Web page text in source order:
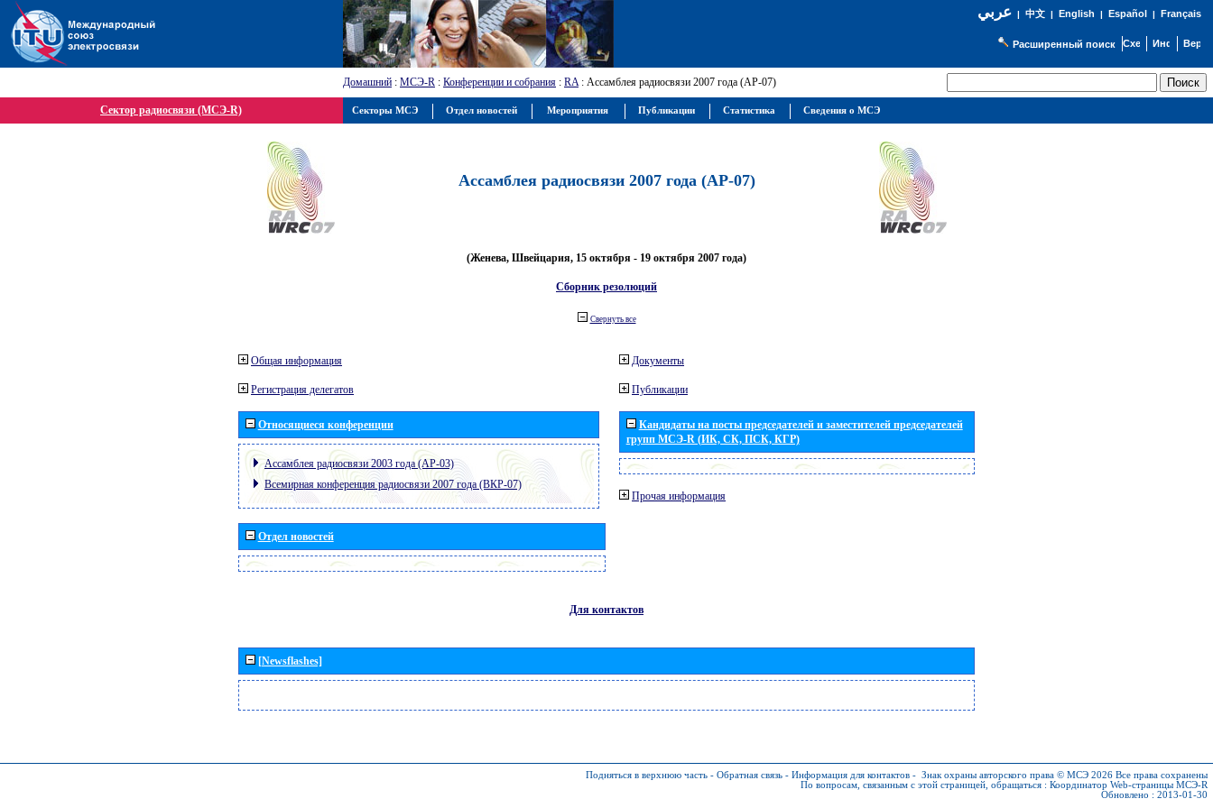
عربي| 中文| English | Español | Français
Расширенный поиск
Домашний : МСЭ-R : Конференции и собрания : RA: Ассамблея радиосвязи 2007 года (АР-07)
Сектор радиосвязи (МСЭ-R)
Ассамблея радиосвязи 2007 года (АР-07)
(Женева, Швейцария, 15 октября - 19 октября 2007 года)
Сборник резолюций
Свернуть все
Общая информация
Регистрация делегатов
Относящиеся конференции
Ассамблея радиосвязи 2003 года (АР-03)
Всемирная конференция радиосвязи 2007 года (ВКР-07)
Отдел новостей
Документы
Публикации
Кандидаты на посты председателей и заместителей председателей
групп МСЭ-R (ИК, СК, ПСК, КГР)
Прочая информация
Для контактов
[Newsflashes]
Подняться в верхнюю часть - Обратная связь - Информация для контактов - Знак охраны авторского права © МСЭ 2026 Все права сохранены
По вопросам, связанным с этой страницей, обращаться : Координатор Web-страницы МСЭ-R
Обновлено : 2013-01-30
Секторы МСЭ Отдел новостей Мероприятия Публикации Статистика Сведения о МСЭ